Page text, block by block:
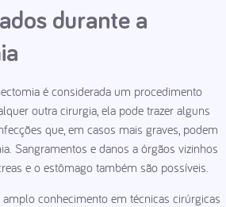
durante a
é considerada um procedimento
outra cirurgia, ela pode trazer alguns
que, em casos mais graves, podem
Sangramentos e danos a órgãos vizinhos
e o estômago também são possíveis.
conhecimento em técnicas cirúrgicas